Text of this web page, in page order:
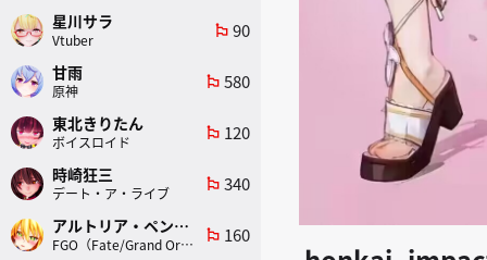
星川サラ
Vtuber
emoji_flags 90
甘雨
原神
emoji_flags 580
東北きりたん
ボイスロイド
emoji_flags 120
時崎狂三
デート・ア・ライブ
emoji_flags 340
アルトリア・ペンドラゴン(ランサー)
FGO（Fate/Grand Order）
emoji_flags 160